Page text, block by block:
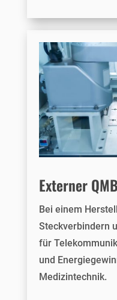
Externer QMB
Bei einem
Steckverbindern
für
und
Medizintechnik.